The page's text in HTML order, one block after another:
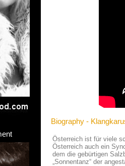
Biography -
Österreich ist für viele
Österreich auch ein
dem die gebürtigen
„Sonnentanz“ der